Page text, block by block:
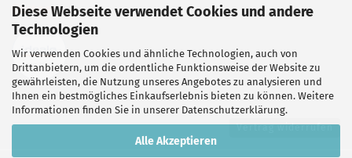
Diese Webseite verwendet Cookies und andere
Technologien
Wir verwenden Cookies und ähnliche Technologien, auch von
Drittanbietern, um die ordentliche Funktionsweise der Website zu
gewährleisten, die Nutzung unseres Angebotes zu analysieren und
Ihnen ein bestmögliches Einkaufserlebnis bieten zu können. Weitere
Informationen finden Sie in unserer Datenschutzerklärung.
Alle Akzeptieren
Partner
Vertrag widerrufen